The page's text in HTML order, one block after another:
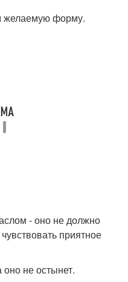
желаемую форму.
- оно не должно
приятное
не остынет.